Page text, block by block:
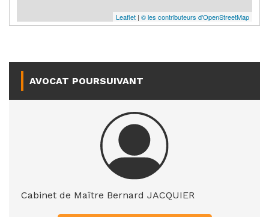
Leaflet | © les contributeurs d'OpenStreetMap
AVOCAT POURSUIVANT
Cabinet de Maître Bernard JACQUIER